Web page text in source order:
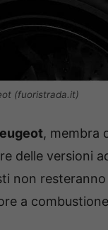
(fuoristrada.it)
, membra
delle versioni
non
a